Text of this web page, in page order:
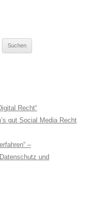
Recht“
gut Social Media Recht
–
und